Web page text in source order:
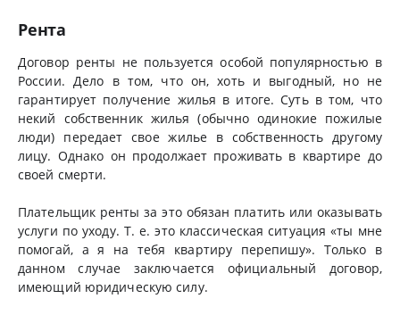
Рента
Договор ренты не пользуется особой популярностью в
России. Дело в том, что он, хоть и выгодный, но не
гарантирует получение жилья в итоге. Суть в том, что
некий собственник жилья (обычно одинокие пожилые
люди) передает свое жилье в собственность другому
лицу. Однако он продолжает проживать в квартире до
своей смерти.
Плательщик ренты за это обязан платить или оказывать
услуги по уходу. Т. е. это классическая ситуация «ты мне
помогай, а я на тебя квартиру перепишу». Только в
данном случае заключается официальный договор,
имеющий юридическую силу.